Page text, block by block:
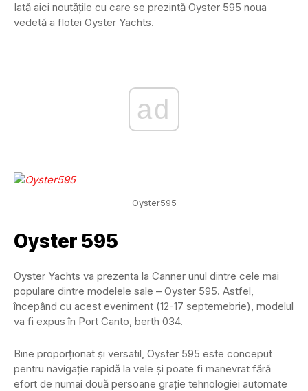
Iată aici noutățile cu care se prezintă Oyster 595 noua
vedetă a flotei Oyster Yachts.
ad
Oyster595
Oyster 595
Oyster Yachts va prezenta la Canner unul dintre cele mai
populare dintre modelele sale – Oyster 595. Astfel,
începând cu acest eveniment (12-17 septemebrie), modelul
va fi expus în Port Canto, berth 034.
Bine proporționat și versatil, Oyster 595 este conceput
pentru navigație rapidă la vele și poate fi manevrat fără
efort de numai două persoane grație tehnologiei automate